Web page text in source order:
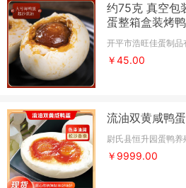
约75克 真空包
蛋整箱盒装烤
开平市浩旺佳蛋制品
￥45.00
流油双黄咸鸭蛋
尉氏县恒升园蛋鸭养
￥9999.00